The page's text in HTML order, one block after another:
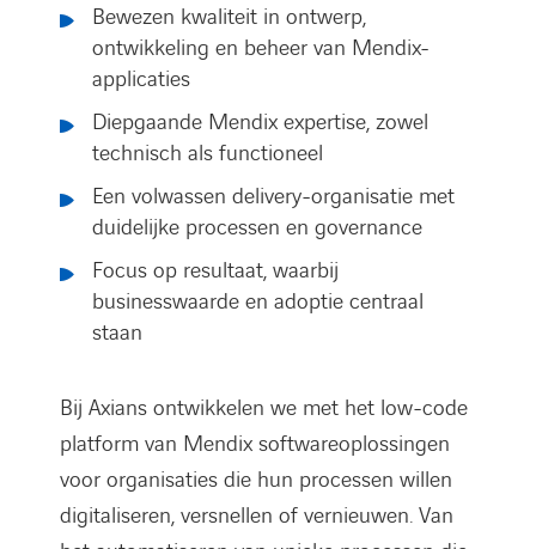
Bewezen kwaliteit in ontwerp,
ontwikkeling en beheer van Mendix-
applicaties
Diepgaande Mendix expertise, zowel
technisch als functioneel
Een volwassen delivery-organisatie met
duidelijke processen en governance
Focus op resultaat, waarbij
businesswaarde en adoptie centraal
staan
Bij Axians ontwikkelen we met het low-code
platform van Mendix softwareoplossingen
voor organisaties die hun processen willen
digitaliseren, versnellen of vernieuwen. Van